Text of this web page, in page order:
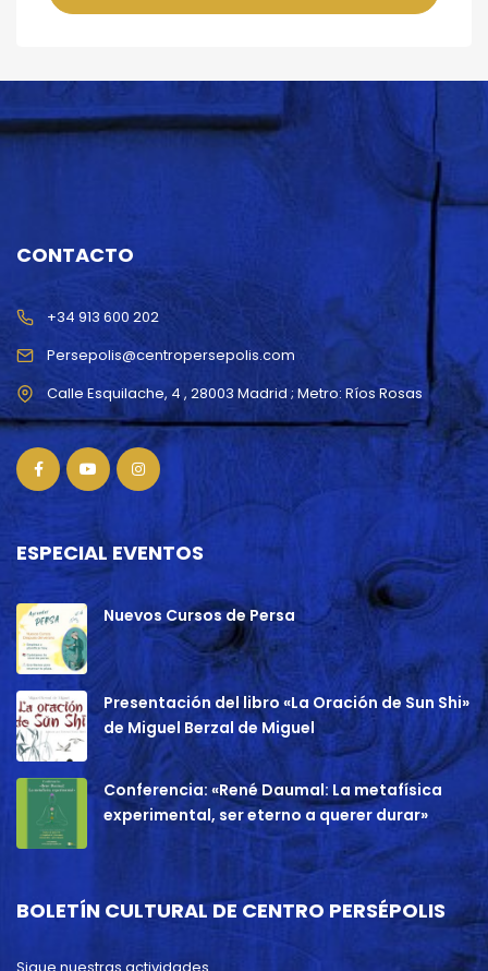
CONTACTO
Persepolis@centropersepolis.com
+34 913 600 202
ESPECIAL EVENTOS
Nuevos Cursos de Persa
Presentación del libro «La Oración de Sun Shi»
de Miguel Berzal de Miguel
Conferencia: «René Daumal: La metafísica
experimental, ser eterno a querer durar»
BOLETÍN CULTURAL DE CENTRO PERSÉPOLIS